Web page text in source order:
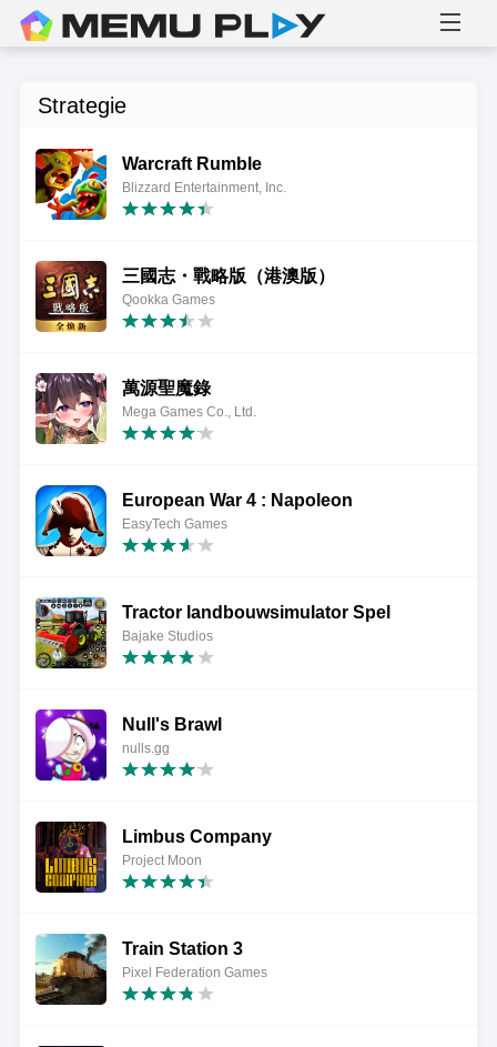
Strategie
Warcraft Rumble
Blizzard Entertainment, Inc.
三國志・戰略版（港澳版）
Qookka Games
萬源聖魔錄
Mega Games Co., Ltd.
European War 4 : Napoleon
EasyTech Games
Tractor landbouwsimulator Spel
Bajake Studios
Null's Brawl
nulls.gg
Limbus Company
Project Moon
Train Station 3
Pixel Federation Games